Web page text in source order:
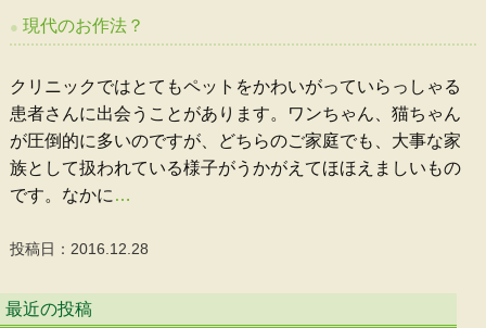
部位別の症状について
現代のお作法？
クリニックではとてもペットをかわいがっていらっしゃる
患者さんに出会うことがあります。ワンちゃん、猫ちゃん
が圧倒的に多いのですが、どちらのご家庭でも、大事な家
族として扱われている様子がうかがえてほほえましいもの
です。なかに…
投稿日：2016.12.28
最近の投稿